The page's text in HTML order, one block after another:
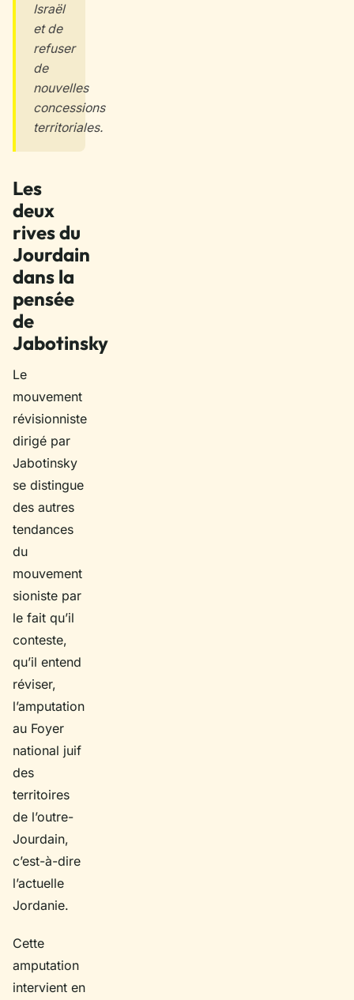
Israël
et de
refuser
de
nouvelles
concessions
territoriales.
Les
deux
rives du
Jourdain
dans la
pensée
de
Jabotinsky
Le
mouvement
révisionniste
dirigé par
Jabotinsky
se distingue
des autres
tendances
du
mouvement
sioniste par
le fait qu’il
conteste,
qu’il entend
réviser,
l’amputation
au Foyer
national juif
des
territoires
de l’outre-
Jourdain,
c’est-à-dire
l’actuelle
Jordanie.
Cette
amputation
intervient en